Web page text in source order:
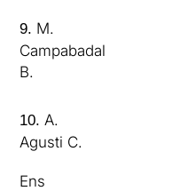
9. M.
Campabadal
B.
10. A.
Agusti C.
Ens